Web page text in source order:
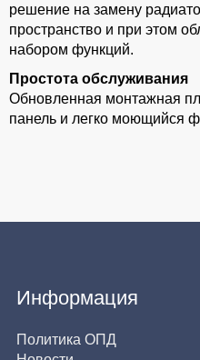
решение на замену
пространство и при этом
набором функций.
Простота обслуживания
Обновленная монтажная
панель и легко моющийся
Информация
Политика ОПД